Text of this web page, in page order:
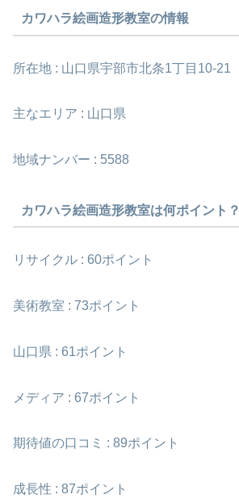
カワハラ絵画造形教室の情報
所在地 : 山口県宇部市北条1丁目10-21
主なエリア : 山口県
地域ナンバー : 5588
カワハラ絵画造形教室は何ポイント？
リサイクル : 60ポイント
美術教室 : 73ポイント
山口県 : 61ポイント
メディア : 67ポイント
期待値の口コミ : 89ポイント
成長性 : 87ポイント